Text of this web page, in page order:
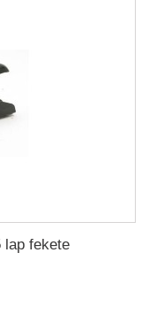
lap fekete